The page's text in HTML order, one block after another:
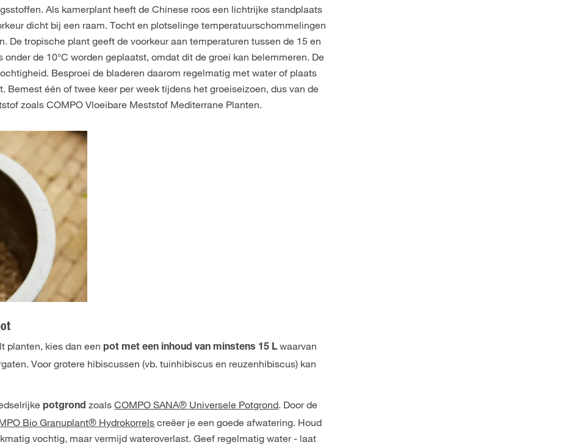
Als kamerplant heeft de Chinese roos een lichtrijke standplaats
dicht bij een raam. Tocht en plotselinge temperatuurschommelingen
De tropische plant geeft de voorkeur aan temperaturen tussen de 15 en
onder de 10°C worden geplaatst, omdat dit de groei kan belemmeren. De
Besproei de bladeren daarom regelmatig met water of plaats
Bemest één of twee keer per week tijdens het groeiseizoen, dus van de
zoals COMPO Vloeibare Meststof Mediterrane Planten.
planten, kies dan eenpot met een inhoud van minstens 15 Lwaarvan
Voor grotere hibiscussen (vb. tuinhibiscus en reuzenhibiscus) kan
potgrond zoalsCOMPO SANA® Universele Potgrond. Door de
Bio Granuplant® Hydrokorrels creëer je een goede afwatering. Houd
vochtig, maar vermijd wateroverlast. Geef regelmatig water - laat